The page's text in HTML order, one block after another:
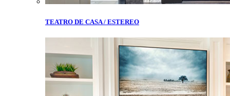
TEATRO DE CASA / ESTEREO